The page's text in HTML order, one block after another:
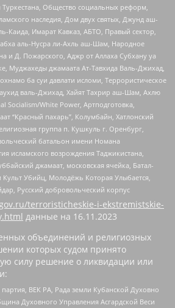
Туркестана, Общество социальных реформ,
наследия, Дом двух святых, Джунд аш-
Каида, Имарат Кавказ, АБТО, Правый сектор,
аль-Нусра ли-Ахль аш-Шам, Народное
и Д. Пожарского, Аджр от Аллаха Субхану уа
Муджахеды джамаата Ат-Тавхида Валь-Джихад,
ба суи давлати исломи, Террористическое
валь-Джихад, Хайят Тахрир аш-Шам, Ахлю
Socialism/White Power, Артподготовка,
“Красный пахарь”, Колумбайн, Хатлонский
группа п. Кушкуль г. Оренбург,
батальон имени Номана
исламского возрождения Таджикистана,
джамаат, московская ячейка, Батал-
Убийц, Молодёжь Которая Улыбается,
Русский добровольческий корпус
terroristicheskie-i-ekstremistskie-
данные на 16.11.2023
объединений и религиозных
которых судом принято
силу решение о ликвидации или
ВЕК РА, Рада земли Кубанской Духовно
Духовного Управления Асгардской Веси